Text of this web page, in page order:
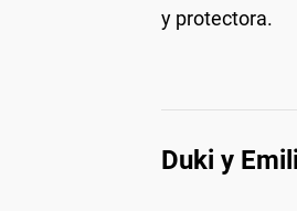
y protectora.
Duki y